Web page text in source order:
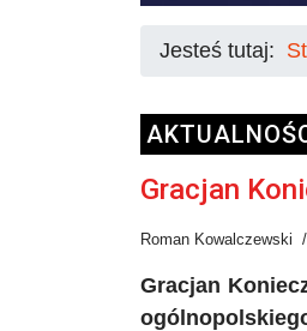
Jesteś tutaj:
Gracjan
Roman Kowalczewski
Gracjan